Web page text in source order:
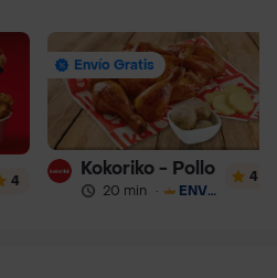
4
Envío Gratis
Kokoriko - Pollo
20 min · ENVÍO GRATIS
4